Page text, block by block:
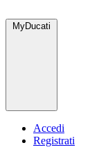
MyDucati
Accedi
Registrati